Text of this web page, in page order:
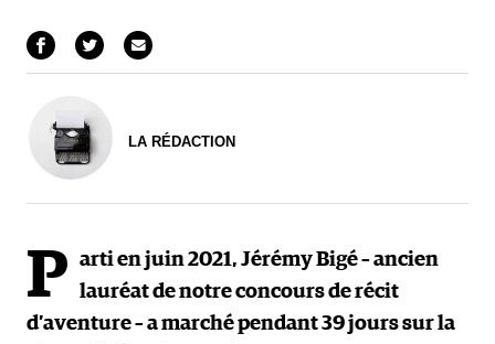
LA RÉDACTION
P arti en juin 2021, Jérémy Bigé – ancien
lauréat de notre concours de récit
d’aventure – a marché pendant 39 jours sur la